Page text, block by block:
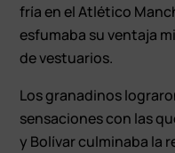
fría en el Atlético
esfumaba su ventaja
de vestuarios.
Los granadinos
sensaciones con las
y Bolívar culminaba la